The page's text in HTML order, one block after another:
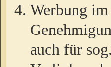
Werbung
auch für